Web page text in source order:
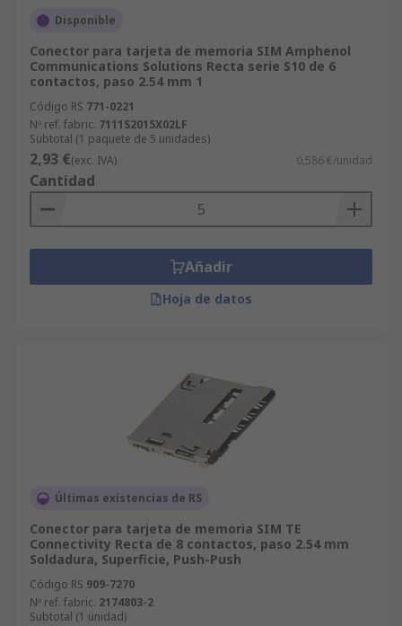
Disponible
Conector para tarjeta de memoria SIM Amphenol
Communications Solutions Recta serie S10 de 6
contactos, paso 2.54 mm 1
Código RS 771-0221
Nº ref. fabric. 7111S2015X02LF
Subtotal (1 paquete de 5 unidades)
2,93 €(exc. IVA) 0,586 €/unidad
Cantidad
Añadir
Hoja de datos
Últimas existencias de RS
Conector para tarjeta de memoria SIM TE
Connectivity Recta de 8 contactos, paso 2.54 mm
Soldadura, Superficie, Push-Push
Código RS 909-7270
Nº ref. fabric. 2174803-2
Subtotal (1 unidad)